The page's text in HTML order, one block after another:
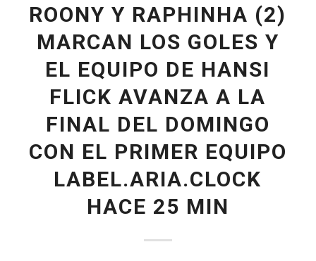
ROONY Y RAPHINHA (2)
MARCAN LOS GOLES Y
EL EQUIPO DE HANSI
FLICK AVANZA A LA
FINAL DEL DOMINGO
CON EL PRIMER EQUIPO
LABEL.ARIA.CLOCK
HACE 25 MIN